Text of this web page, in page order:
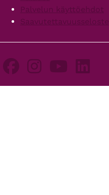
Palvelun käyttöehdot
Saavutettavuusseloste